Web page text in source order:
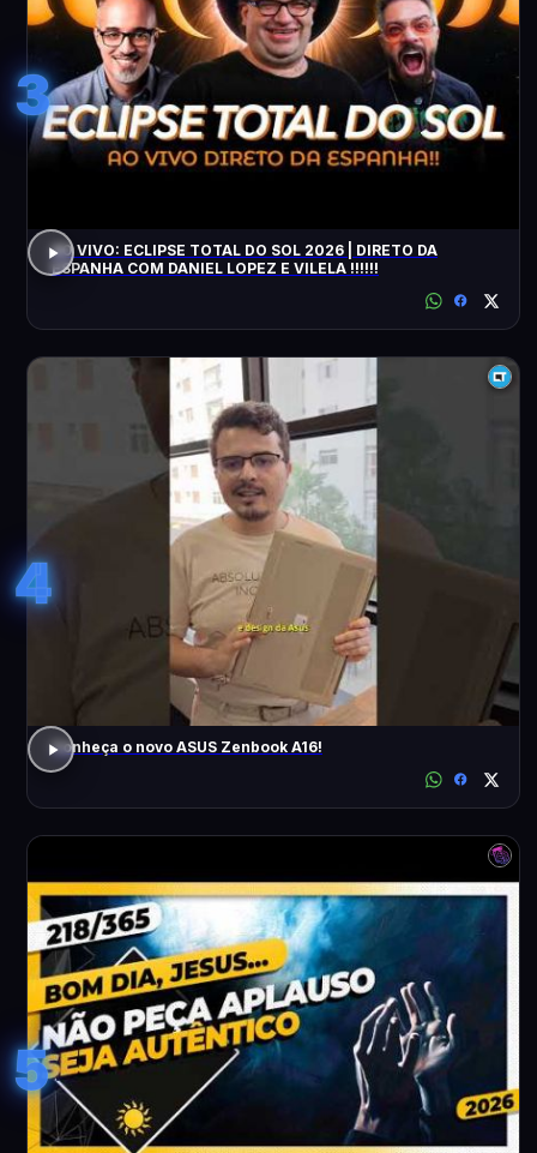
3
AO VIVO: ECLIPSE TOTAL DO SOL 2026 | DIRETO DA
ESPANHA COM DANIEL LOPEZ E VILELA !!!!!!
4
Conheça o novo ASUS Zenbook A16!
5